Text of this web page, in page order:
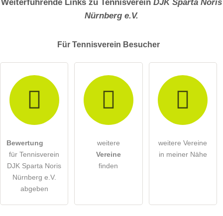
Weiterführende Links zu Tennisverein DJK Sparta Noris
Nürnberg e.V.
Für Tennisverein Besucher
Bewertung
für Tennisverein
DJK Sparta Noris
Nürnberg e.V.
abgeben
weitere
Vereine
finden
weitere Vereine
in meiner Nähe